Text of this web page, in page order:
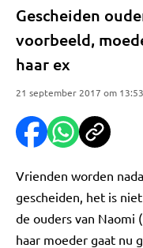
Gescheiden
voorbeeld,
haar ex
21 september 2017 om
Vrienden worden
gescheiden, het is
de ouders van Naomi
haar moeder gaat nu